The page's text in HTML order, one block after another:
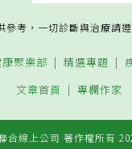
參考，一切診斷與治療請
聚樂部 精選專題
文章首頁
專欄作家
合線上公司 著作權所有